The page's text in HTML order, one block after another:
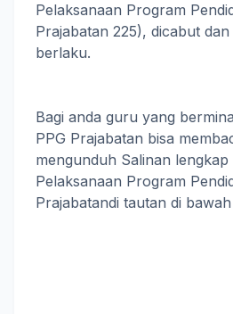
Pelaksanaan Program
Prajabatan 225), dicabut
berlaku.
Bagi anda guru yang
PPG Prajabatan bisa
mengunduh Salinan
Pelaksanaan Program
Prajabatandi tautan di bawah